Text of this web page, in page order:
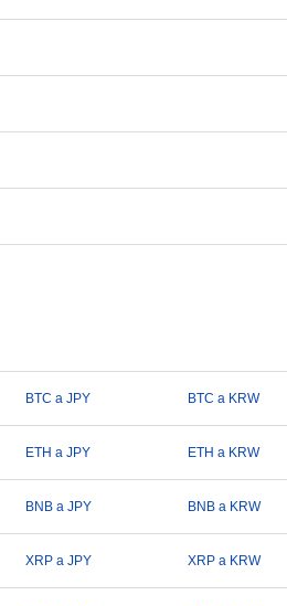
BTC a JPY BTC a KRW
ETH a JPY ETH a KRW
BNB a JPY BNB a KRW
XRP a JPY XRP a KRW